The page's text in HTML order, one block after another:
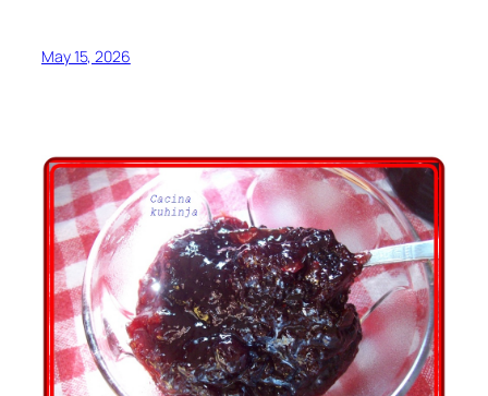
May 15, 2026